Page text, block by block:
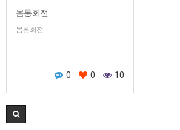
몸통회전
몸통회전
0 0 10